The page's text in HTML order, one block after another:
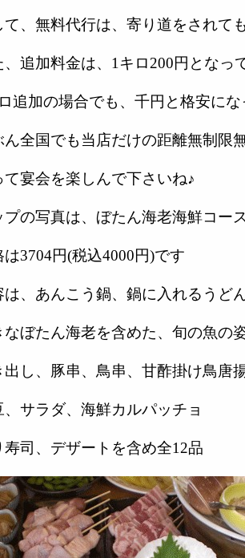
て、無料代行は、寄り道をされて
、追加料金は、1キロ200円となっ
追加の場合でも、千円と格安に
ん全国でも当店だけの距離無制限
て宴会を楽しんで下さいね♪
プの写真は、ぼたん海老海鮮コー
は3704円(税込4000円)です
は、あんこう鍋、鍋に入れるうど
なぼたん海老を含めた、旬の魚の
出し、豚串、鳥串、甘酢掛け鳥唐
、サラダ、海鮮カルパッチョ
寿司、デザートを含め全12品